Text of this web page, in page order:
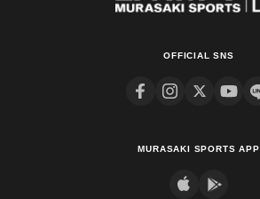
OFFICIAL SNS
MURASAKI SPORTS APP